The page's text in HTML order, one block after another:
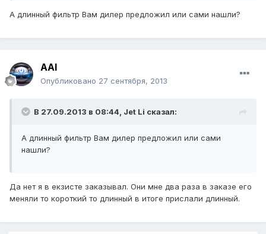
А длинный фильтр Вам дилер предложил или сами нашли?
AAI
Опубликовано 27 сентября, 2013
В 27.09.2013 в 08:44, Jet Li сказал:
А длинный фильтр Вам дилер предложил или сами
нашли?
Да нет я в екзисте заказывал. Они мне два раза в заказе его
меняли то короткий то длинный в итоге прислали длинный.